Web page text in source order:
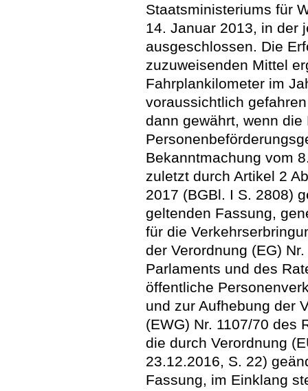
Staatsministeriums für
14. Januar 2013, in der
ausgeschlossen. Die
zuzuweisenden Mittel
Fahrplankilometer im
voraussichtlich
dann gewährt, wenn
Bekanntmachung vom
zuletzt durch Artikel 2
2017 (BGBl. I S. 2808)
geltenden Fassung,
für die
der Verordnung (EG)
Parlaments und des
öffentliche
und zur Aufhebung der
(EWG) Nr. 1107/70 des
die durch Verordnung
23.12.2016, S. 22)
Fassung, im Einklang